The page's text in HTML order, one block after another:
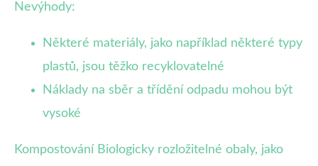
Nevýhody:
Některé materiály, jako například některé typy
plastů, jsou těžko recyklovatelné
Náklady na sběr a třídění odpadu mohou být
vysoké
Kompostování Biologicky rozložitelné obaly, jako